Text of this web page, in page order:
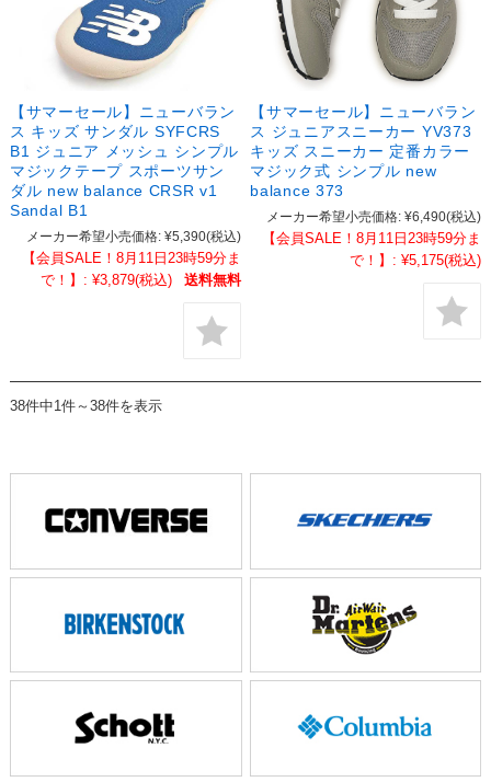
【サマーセール】ニューバラン
ス キッズ サンダル SYFCRS
B1 ジュニア メッシュ シンプル
マジックテープ スポーツサン
ダル new balance CRSR v1
Sandal B1
メーカー希望小売価格: ¥5,390(税込)
【会員SALE！8月11日23時59分ま
で！】: ¥3,879(税込) 送料無料
【サマーセール】ニューバラン
ス ジュニアスニーカー YV373
キッズ スニーカー 定番カラー
マジック式 シンプル new
balance 373
メーカー希望小売価格: ¥6,490(税込)
【会員SALE！8月11日23時59分ま
で！】: ¥5,175(税込)
38件中1件～38件を表示